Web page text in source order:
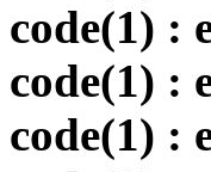
code(1) :
code(1) :
code(1) :